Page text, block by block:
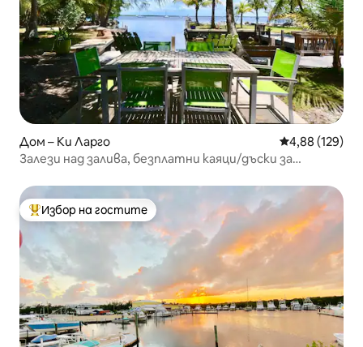
Дом – Ки Ларго Средна
4,88 (129)
Залези над залива, безплатни каяци/дъски за
Най-популярен избор на гостите
Избор на гостите